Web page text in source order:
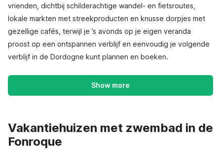
vrienden, dichtbij schilderachtige wandel- en fietsroutes,
lokale markten met streekproducten en knusse dorpjes met
gezellige cafés, terwijl je ’s avonds op je eigen veranda
proost op een ontspannen verblijf en eenvoudig je volgende
verblijf in de Dordogne kunt plannen en boeken.
Show more
Vakantiehuizen met zwembad in de
Fonroque